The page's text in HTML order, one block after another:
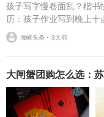
孩子写字慢卷面乱？楷
历：孩子作业写到晚上
面因为字迹潦草被老师多
在书写速度不达标问...
海峡头条 ⋅ 3天前
大闸蟹团购怎么选：